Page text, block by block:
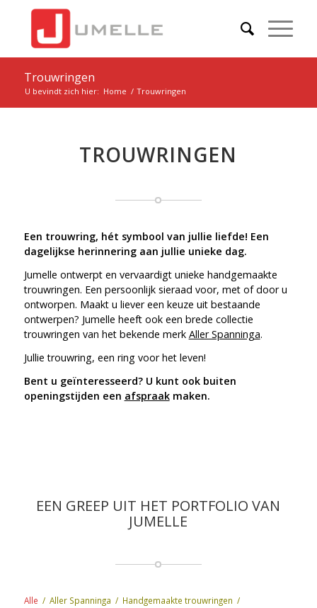
Trouwringen
U bevindt zich hier: Home / Trouwringen
TROUWRINGEN
Een trouwring, hét symbool van jullie liefde! Een
dagelijkse herinnering aan jullie unieke dag.
Jumelle ontwerpt en vervaardigt unieke handgemaakte
trouwringen. Een persoonlijk sieraad voor, met of door u
ontworpen. Maakt u liever een keuze uit bestaande
ontwerpen? Jumelle heeft ook een brede collectie
trouwringen van het bekende merk Aller Spanninga.
Jullie trouwring, een ring voor het leven!
Bent u geïnteresseerd? U kunt ook buiten
openingstijden een afspraakmaken.
EEN GREEP UIT HET PORTFOLIO VAN
JUMELLE
Alle / Aller Spanninga / Handgemaakte trouwringen /